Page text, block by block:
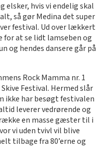
elsker, hvis vi endelig skal
så gør Medina det super
festival. Ud over lækkert
for at se lidt lamseben og
og hendes dansere går på
Rock Mamma nr. 1
Festival. Hermed slår
ikke har besøgt festivalen
leverer vedrørende og
en masse gæster til i
vi uden tvivl vil blive
tilbage fra 80’erne og